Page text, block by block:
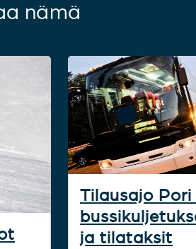
nämä
Tilausajo
ja tilataksit